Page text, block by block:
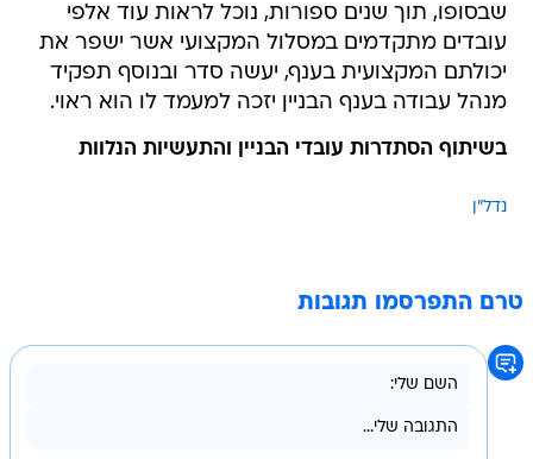
שבסופו, תוך שנים ספורות, נוכל לראות עוד אלפי
עובדים מתקדמים במסלול המקצועי אשר ישפר את
יכולתם המקצועית בענף, יעשה סדר ובנוסף תפקיד
מנהל עבודה בענף הבניין יזכה למעמד לו הוא ראוי.
בשיתוף הסתדרות עובדי הבניין והתעשיות הנלוות
נדל"ן
טרם התפרסמו תגובות